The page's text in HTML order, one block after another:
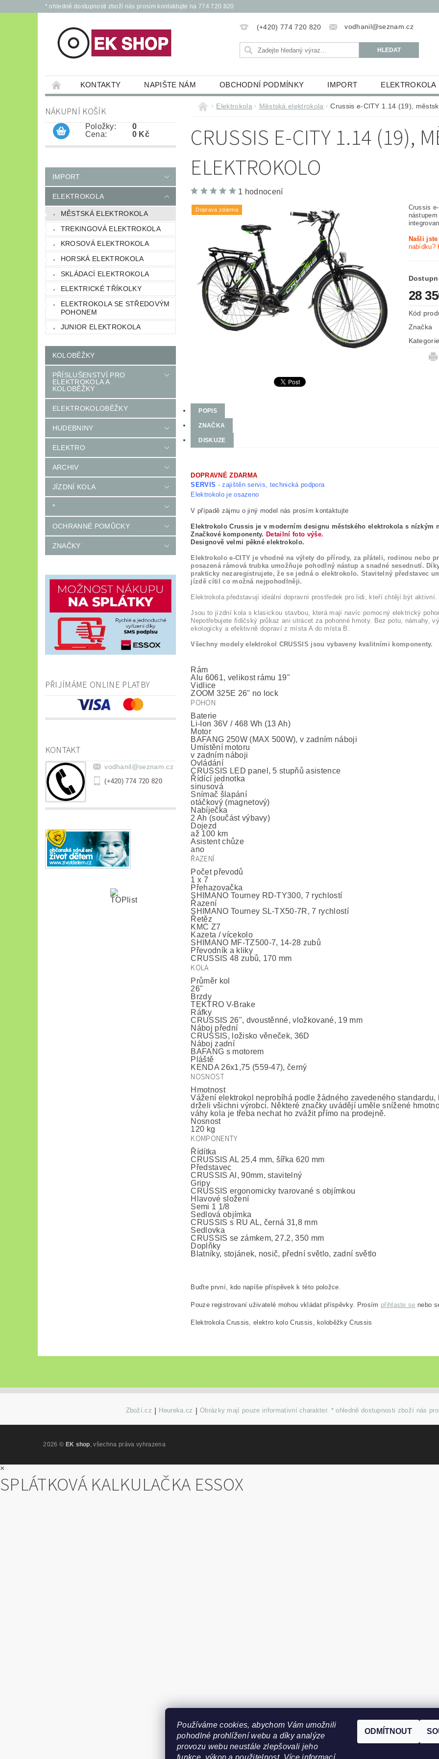
* ohledně dostupnosti zboží nás prosím kontaktujte na 774 720 820
(+420) 774 720 820 vodhanil@seznam.cz
KONTAKTY NAPIŠTE NÁM OBCHODNÍ PODMÍNKY IMPORT ELEKTROKOLA
PŘÍSLUŠENSTVÍ PRO ELEKTROKOLA A KOLOBĚŽKY ELEKTROKOLOBĚŽKY HUDEBNINY
JÍZDNÍ KOLA * OCHRANNÉ POMŮCKY
NÁKUPNÍ KOŠÍK
Položky:
Cena:
0
0 Kč
IMPORT
ELEKTROKOLA
MĚSTSKÁ ELEKTROKOLA
TREKINGOVÁ ELEKTROKOLA
KROSOVÁ ELEKTROKOLA
HORSKÁ ELEKTROKOLA
SKLÁDACÍ ELEKTROKOLA
ELEKTRICKÉ TŘÍKOLKY
ELEKTROKOLA SE STŘEDOVÝM
POHONEM
JUNIOR ELEKTROKOLA
KOLOBĚŽKY
PŘÍSLUŠENSTVÍ PRO
ELEKTROKOLA A
KOLOBĚŽKY
ELEKTROKOLOBĚŽKY
HUDEBNINY
ELEKTRO
ARCHIV
JÍZDNÍ KOLA
*
OCHRANNÉ POMŮCKY
ZNAČKY
PŘIJÍMÁME ONLINE PLATBY
KONTAKT
vodhanil@seznam.cz
(+420) 774 720 820
Elektrokola Městská elektrokola Crussis e-CITY 1.14 (19),
CRUSSIS E-CITY 1.14 (19),
ELEKTROKOLO
1 hodnocení
Doprava zdarma
Crussis
Našli
nabídku?
28
Kód
Značka
Kategorie
POPIS
ZNAČKA
DISKUZE
DOPRAVNÉ ZDARMA
SERVIS - zajištěn servis, technická podpora
Elektrokolo je osazeno
V případě zájmu o jiný model nás prosím kontaktujte
Elektrokolo Crussis je v moderním designu městského elektrokola s nízkým
Značkové komponenty. Detailní foto výše.
Designově velmi pěkné elektrokolo.
Elektrokolo e-CITY je vhodné na výlety do přírody, za přáteli, rodinou nebo
posazená rámová trubka umožňuje pohodlný nástup a snadné sesednutí.
prakticky nezaregistrujete, že se jedná o elektrokolo. Stavitelný představec
jízdě cítil co možná nejpohodlněji.
Elektrokola představují ideální dopravní prostředek pro lidi, kteří chtějí být aktivní.
Jsou to jízdní kola s klasickou stavbou, která mají navíc pomocný elektrický
Nepotřebujete řidičský průkaz ani utrácet za pohonné hmoty. Bez potu, námahy,
ekologicky a efektivně dopraví z místa A do místa B.
Všechny modely elektrokol CRUSSIS jsou vybaveny kvalitními komponenty.
Rám
Alu 6061, velikost rámu 19"
Vidlice
ZOOM 325E 26" no lock
POHON
Baterie
Li-Ion 36V / 468 Wh (13 Ah)
Motor
BAFANG 250W (MAX 500W), v zadním náboji
Umístění motoru
v zadním náboji
Ovládání
CRUSSIS LED panel, 5 stupňů asistence
Řídící jednotka
sinusová
Snímač šlapání
otáčkový (magnetový)
Nabíječka
2 Ah (součást výbavy)
Dojezd
až 100 km
Asistent chůze
ano
ŘAZENÍ
Počet převodů
1 x 7
Přehazovačka
SHIMANO Tourney RD-TY300, 7 rychlostí
Řazení
SHIMANO Tourney SL-TX50-7R, 7 rychlostí
Řetěz
KMC Z7
Kazeta / vícekolo
SHIMANO MF-TZ500-7, 14-28 zubů
Převodník a kliky
CRUSSIS 48 zubů, 170 mm
KOLA
Průměr kol
26"
Brzdy
TEKTRO V-Brake
Ráfky
CRUSSIS 26", dvoustěnné, vložkované, 19 mm
Náboj přední
CRUSSIS, ložisko věneček, 36D
Náboj zadní
BAFANG s motorem
Pláště
KENDA 26x1,75 (559-47), černý
NOSNOST
Hmotnost
Vážení elektrokol neprobíhá podle žádného zavedeného standardu,
drželi všichni výrobci. Některé značky uvádějí uměle snížené
váhy kola je třeba nechat ho zvážit přímo na prodejně.
Nosnost
120 kg
KOMPONENTY
Řídítka
CRUSSIS AL 25,4 mm, šířka 620 mm
Představec
CRUSSIS Al, 90mm, stavitelný
Gripy
CRUSSIS ergonomicky tvarované s objímkou
Hlavové složení
Semi 1 1/8
Sedlová objímka
CRUSSIS s RU AL, černá 31,8 mm
Sedlovka
CRUSSIS se zámkem, 27.2, 350 mm
Doplňky
Blatníky, stojánek, nosič, přední světlo, zadní světlo
Buďte první, kdo napíše příspěvek k této položce.
Pouze registrovaní uživatelé mohou vkládat příspěvky. Prosím přihlaste se nebo
Elektrokola Crussis, elektro kolo Crussis, koloběžky Crussis
Zboží.cz Heureka.cz Obrázky mají pouze informativní charakter. * ohledně dostupnosti zboží nás
2026 © EK shop, všechna práva vyhrazena
×
SPLÁTKOVÁ KALKULAČKA ESSOX
Používáme cookies, abychom Vám umožnili
pohodlné prohlížení webu a díky analýze
provozu webu neustále zlepšovali jeho
funkce, výkon a použitelnost. Více informací
ODMÍTNOUT